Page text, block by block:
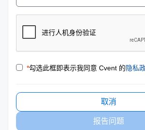
*勾选此框即表示我同意 Cvent 的隐私
取消
报告问题